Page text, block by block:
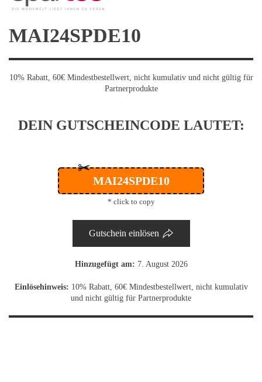
MAI24SPDE10
10% Rabatt, 60€ Mindestbestellwert, nicht kumulativ und nicht gültig für
Partnerprodukte
DEIN GUTSCHEINCODE LAUTET:
✂
MAI24SPDE10
* click to copy
Gutschein einlösen
Hinzugefügt am: 7. August 2026
Einlösehinweis: 10% Rabatt, 60€ Mindestbestellwert, nicht kumulativ
und nicht gültig für Partnerprodukte